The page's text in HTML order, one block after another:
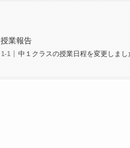
授業報告
中１クラスの授業日程を変更しまし